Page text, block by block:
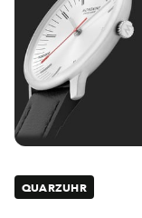
QUARZUHR